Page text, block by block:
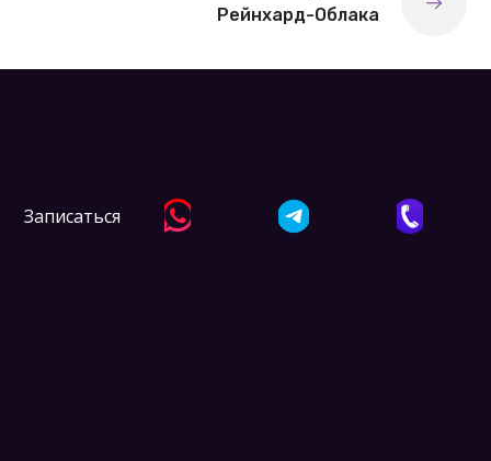
Рейнхард-Облака
Записаться